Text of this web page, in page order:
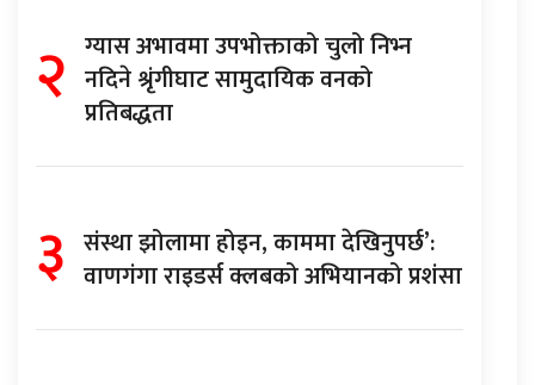
२ ग्यास अभावमा उपभोक्ताको चुलो निभ्न
नदिने श्रृंगीघाट सामुदायिक वनको
प्रतिबद्धता
३ संस्था झोलामा होइन, काममा देखिनुपर्छ’:
वाणगंगा राइडर्स क्लबको अभियानको प्रशंसा